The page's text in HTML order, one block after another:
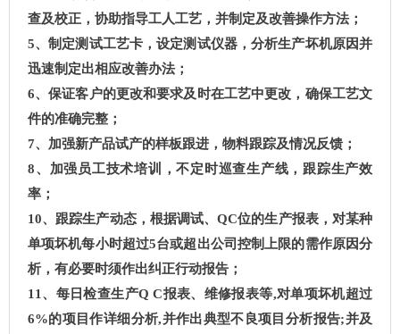
查及校正，协助指导工人工艺，并制定及改善操作方法；
5、制定测试工艺卡，设定测试仪器，分析生产坏机原因并
迅速制定出相应改善办法；
6、保证客户的更改和要求及时在工艺中更改，确保工艺文
件的准确完整；
7、加强新产品试产的样板跟进，物料跟踪及情况反馈；
8、加强员工技术培训，不定时巡查生产线，跟踪生产效
率；
10、跟踪生产动态，根据调试、QC位的生产报表，对某种
单项坏机每小时超过5台或超出公司控制上限的需作原因分
析，有必要时须作出纠正行动报告；
11 、每日检查生产Q C报表、维修报表等,对单项坏机超过
6%的项目作详细分析,并作出典型不良项目分析报告;并及